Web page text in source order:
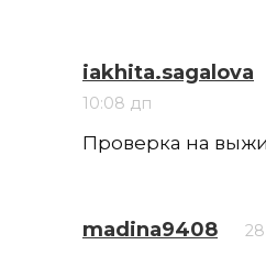
iakhita.sagalova
10:08 дп
Проверка на
madina9408